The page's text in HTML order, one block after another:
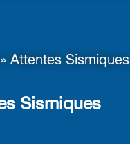
» Attentes Sismiques
Sismiques